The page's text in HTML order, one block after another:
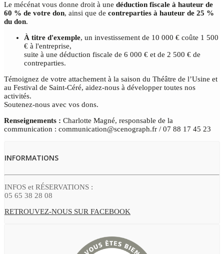
Le mécénat vous donne droit à une déduction fiscale à hauteur de
60 % de votre don, ainsi que de contreparties à hauteur de 25 %
du don.
À titre d'exemple, un investissement de 10 000 € coûte 1 500
€ à l'entreprise,
suite à une déduction fiscale de 6 000 € et de 2 500 € de
contreparties.
Témoignez de votre attachement à la saison du Théâtre de l’Usine et
au Festival de Saint-Céré, aidez-nous à développer toutes nos
activités.
Soutenez-nous avec vos dons.
Renseignements : Charlotte Magné, responsable de la
communication : communication@scenograph.fr / 07 88 17 45 23
INFORMATIONS
INFOS et RÉSERVATIONS :
05 65 38 28 08
RETROUVEZ-NOUS SUR FACEBOOK